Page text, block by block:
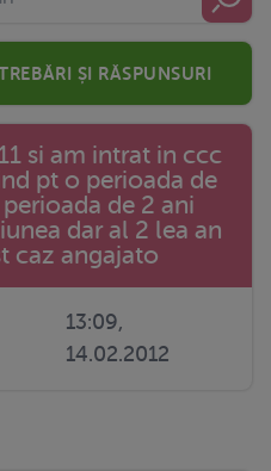
și răspunsuri
si am intrat in ccc
pt o perioada de
de 2 ani
dar al 2 lea an
caz angajato
13:09,
14.02.2012